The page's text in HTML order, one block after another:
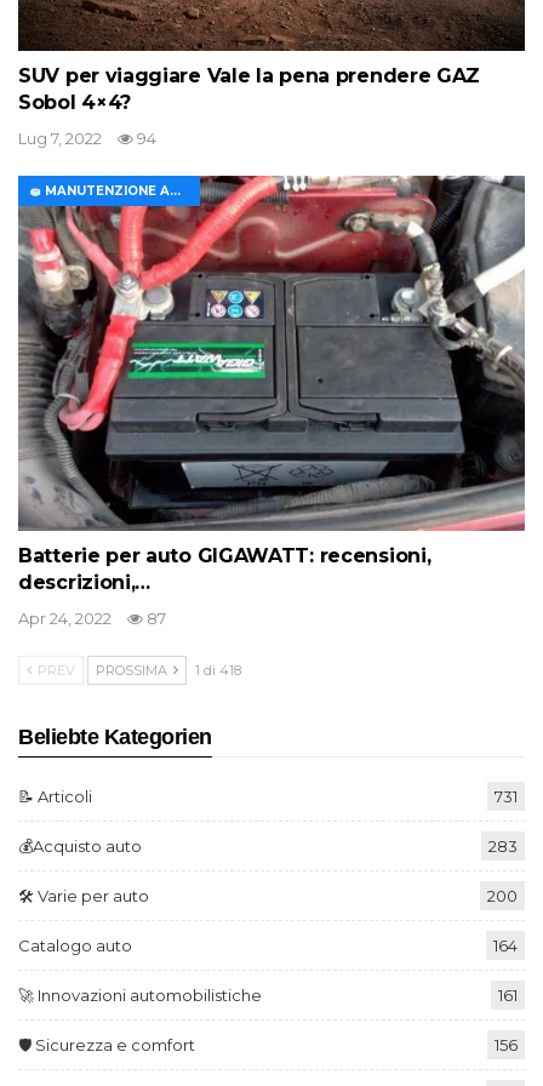
SUV per viaggiare Vale la pena prendere GAZ
Sobol 4×4?
Lug 7, 2022 94
🧽 MANUTENZIONE AUTO
Batterie per auto GIGAWATT: recensioni,
descrizioni,…
Apr 24, 2022 87
PREV PROSSIMA 1 di 418
Beliebte Kategorien
📝 Articoli 731
💰Acquisto auto 283
🛠️ Varie per auto 200
Catalogo auto 164
🚀 Innovazioni automobilistiche 161
🛡️ Sicurezza e comfort 156